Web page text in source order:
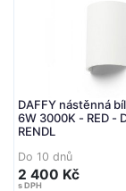
DAFFY nástěnná
6W 3000K - RED -
RENDL
Do 10 dnů
2 400 Kč
s DPH